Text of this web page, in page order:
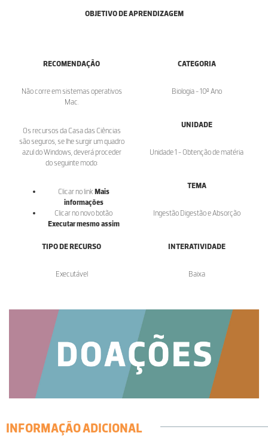
OBJETIVO DE APRENDIZAGEM
RECOMENDAÇÃO
Não corre em sistemas operativos
Mac.
Os recursos da Casa das Ciências
são seguros, se lhe surgir um quadro
azul do Windows, deverá proceder
do seguinte modo:
Clicar no link Mais
informações
Clicar no novo botão
Executar mesmo assim
CATEGORIA
Biologia - 10º Ano
UNIDADE
Unidade 1 - Obtenção de matéria
TEMA
Ingestão Digestão e Absorção
TIPO DE RECURSO
Executável
INTERATIVIDADE
Baixa
INFORMAÇÃO ADICIONAL